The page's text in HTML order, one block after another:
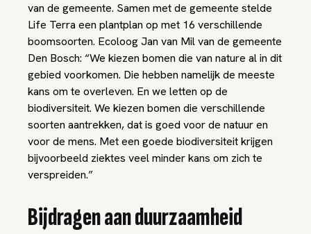
van de gemeente. Samen met de gemeente stelde
Life Terra een plantplan op met 16 verschillende
boomsoorten. Ecoloog Jan van Mil van de gemeente
Den Bosch: “We kiezen bomen die van nature al in dit
gebied voorkomen. Die hebben namelijk de meeste
kans om te overleven. En we letten op de
biodiversiteit. We kiezen bomen die verschillende
soorten aantrekken, dat is goed voor de natuur en
voor de mens. Met een goede biodiversiteit krijgen
bijvoorbeeld ziektes veel minder kans om zich te
verspreiden.”
Bijdragen aan duurzaamheid